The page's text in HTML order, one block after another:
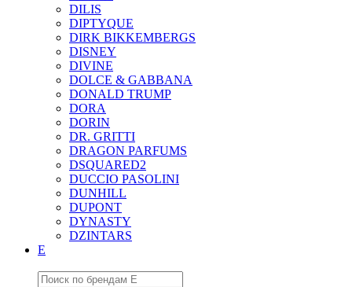
DILIS
DIPTYQUE
DIRK BIKKEMBERGS
DISNEY
DIVINE
DOLCE & GABBANA
DONALD TRUMP
DORA
DORIN
DR. GRITTI
DRAGON PARFUMS
DSQUARED2
DUCCIO PASOLINI
DUNHILL
DUPONT
DYNASTY
DZINTARS
E